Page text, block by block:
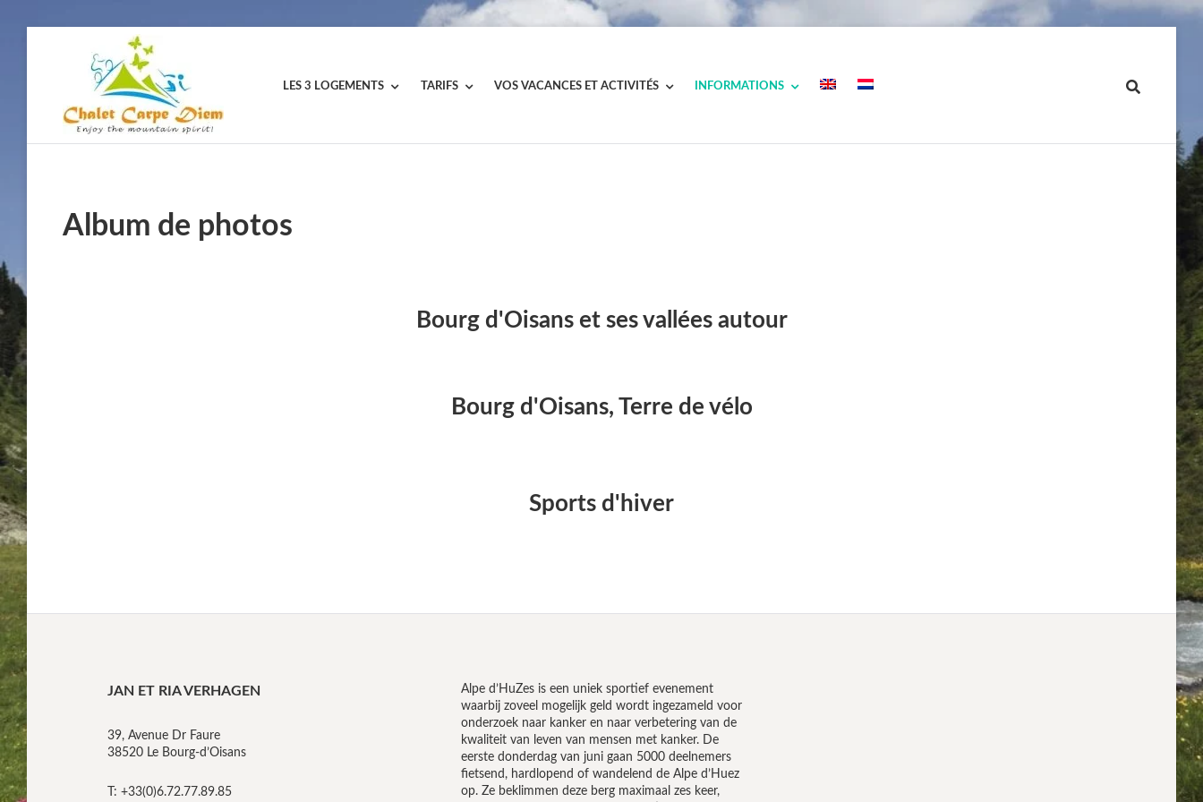
CHALET
CARPE
DIEM
LES 3 LOGEMENTS TARIFS VOS VACANCES ET ACTIVITÉS INFORMATIONS
Album de photos
Bourg d'Oisans et ses vallées autour
Bourg d'Oisans, Terre de vélo
Sports d'hiver
JAN ET RIA VERHAGEN
39, Avenue Dr Faure
38520 Le Bourg-d’Oisans
T: +33(0)6.72.77.89.85
Alpe d’HuZes is een uniek sportief evenement
waarbij zoveel mogelijk geld wordt ingezameld voor
onderzoek naar kanker en naar verbetering van de
kwaliteit van leven van mensen met kanker. De
eerste donderdag van juni gaan 5000 deelnemers
fietsend, hardlopend of wandelend de Alpe d’Huez
op. Ze beklimmen deze berg maximaal zes keer,